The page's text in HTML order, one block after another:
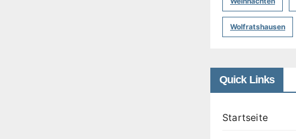
Wolfratshausen
Quick Links
Startseite